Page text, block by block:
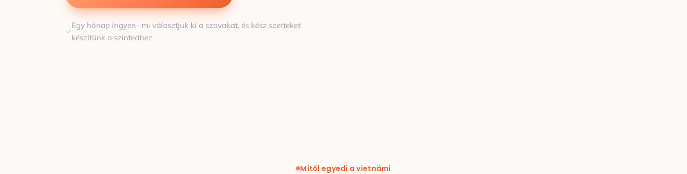
Egy hónap ingyen · mi választjuk ki a szavakat, és kész szetteket
készítünk a szintedhez
Mitől egyedi a vietnámi